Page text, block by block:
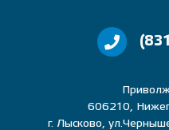
606210,
г. Лысково,